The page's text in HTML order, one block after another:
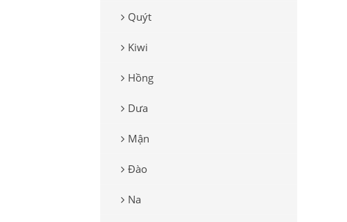
Quýt
Kiwi
Hồng
Dưa
Mận
Đào
Na